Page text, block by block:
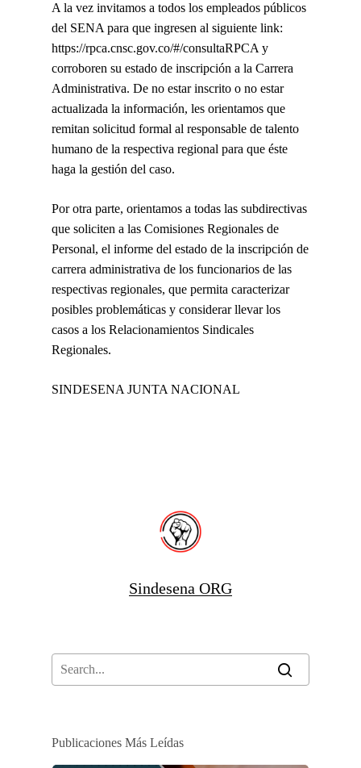
A la vez invitamos a todos los empleados públicos
del SENA para que ingresen al siguiente link:
https://rpca.cnsc.gov.co/#/consultaRPCA y
corroboren su estado de inscripción a la Carrera
Administrativa. De no estar inscrito o no estar
actualizada la información, les orientamos que
remitan solicitud formal al responsable de talento
humano de la respectiva regional para que éste
haga la gestión del caso.
Por otra parte, orientamos a todas las subdirectivas
que soliciten a las Comisiones Regionales de
Personal, el informe del estado de la inscripción de
carrera administrativa de los funcionarios de las
respectivas regionales, que permita caracterizar
posibles problemáticas y considerar llevar los
casos a los Relacionamientos Sindicales
Regionales.
SINDESENA JUNTA NACIONAL
Sindesena ORG
Publicaciones Más Leídas